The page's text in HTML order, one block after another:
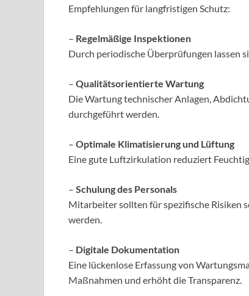
Empfehlungen für langfristigen Schutz:
– Regelmäßige Inspektionen
Durch periodische Überprüfungen lassen
– Qualitätsorientierte Wartung
Die Wartung technischer Anlagen,
durchgeführt werden.
– Optimale Klimatisierung und Lüftung
Eine gute Luftzirkulation reduziert
– Schulung des Personals
Mitarbeiter sollten für spezifische Risiken
werden.
– Digitale Dokumentation
Eine lückenlose Erfassung von
Maßnahmen und erhöht die Transparenz.